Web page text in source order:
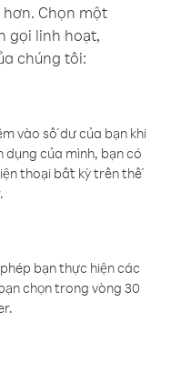
Chọn một
gọi linh hoạt,
chúng tôi:
vào số dư của bạn khi
dụng của mình, bạn có
thoại bất kỳ trên thế
bạn thực hiện các
chọn trong vòng 30